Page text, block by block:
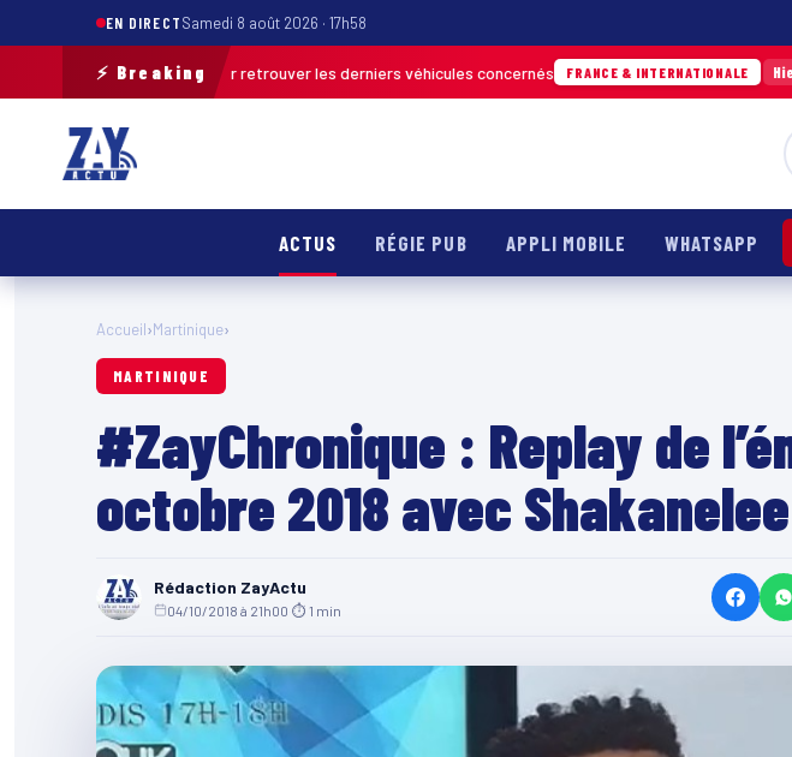
EN DIRECTSamedi 8 août 2026 · 17h58
⚡ Breaking
de terrain pour retrouver les derniers véhicules concernés FRANCE & INTERNATIONALE Hier · 13h46
ACTUS RÉGIE PUB APPLI MOBILE WHATSAPP
Accueil›Martinique›
MARTINIQUE
#ZayChronique : Replay de
octobre 2018 avec Shakanelee
Rédaction ZayActu
04/10/2018 à 21h00 ⏱ 1 min